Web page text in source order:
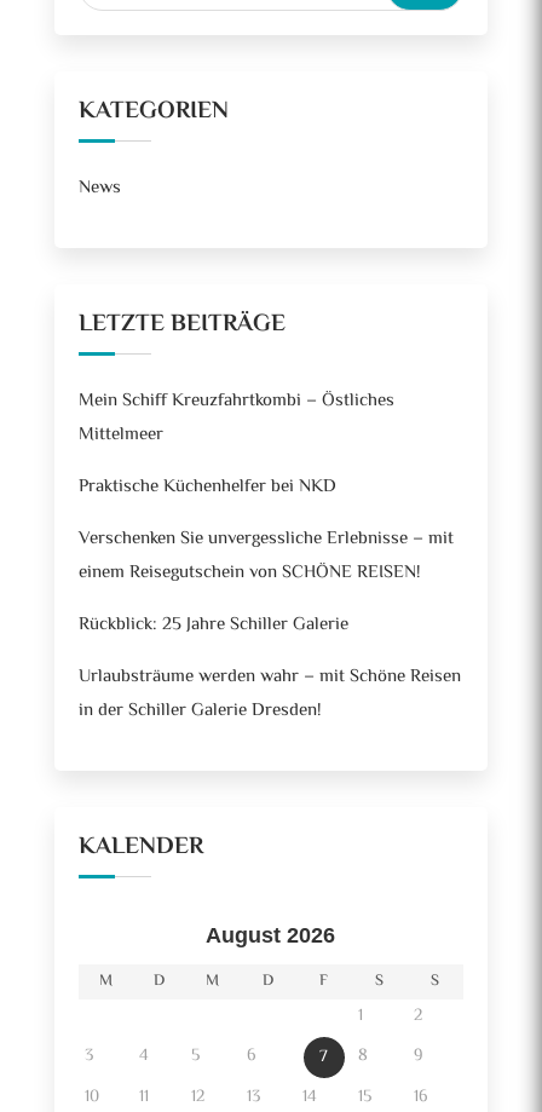
KATEGORIEN
News
LETZTE BEITRÄGE
Mein Schiff Kreuzfahrtkombi – Östliches
Mittelmeer
Praktische Küchenhelfer bei NKD
Verschenken Sie unvergessliche Erlebnisse – mit
einem Reisegutschein von SCHÖNE REISEN!
Rückblick: 25 Jahre Schiller Galerie
Urlaubsträume werden wahr – mit Schöne Reisen
in der Schiller Galerie Dresden!
KALENDER
August 2026
M
D M D F S S
1
2
3
4 5 6 7 8
9
10
11 12 13 14 15
16